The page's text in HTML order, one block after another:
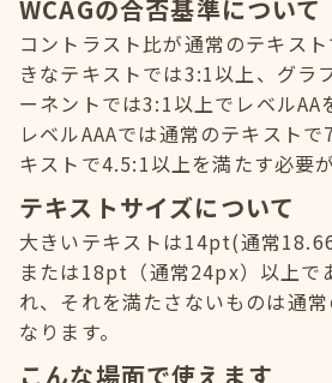
WCAGの合否基準について
コントラスト比が通常のテキス
きなテキストでは3:1以上、グラ
ーネントでは3:1以上でレベルAA
レベルAAAでは通常のテキスト
キストで4.5:1以上を満たす必要が
テキストサイズについて
大きいテキストは14pt(通常
または18pt（通常24px）以上で
れ、それを満たさないものは通
なります。
こんな場面で使えます